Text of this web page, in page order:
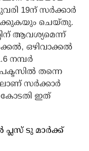
19ന് സർക്കാർ
ചെയ്തു.
ആവശ്യമെന്ന്
ഒഴിവാക്കൽ
നമ്പർ
തന്നെ
സർക്കാർ
കോടതി ഇത്
ടു മാർക്ക്